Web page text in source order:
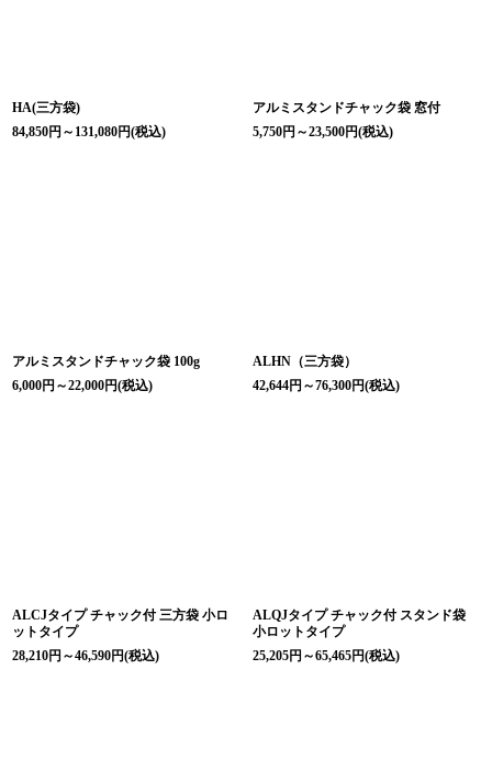
HA(三方袋)
84,850円 ～131,080円(税込)
アルミスタンドチャック袋 窓付
5,750円 ～23,500円(税込)
アルミスタンドチャック袋 100g
6,000円 ～22,000円(税込)
ALHN（三方袋）
42,644円 ～76,300円(税込)
ALCJタイプ チャック付 三方袋 小ロ
ットタイプ
28,210円 ～46,590円(税込)
ALQJタイプ チャック付 スタンド袋
小ロットタイプ
25,205円 ～65,465円(税込)